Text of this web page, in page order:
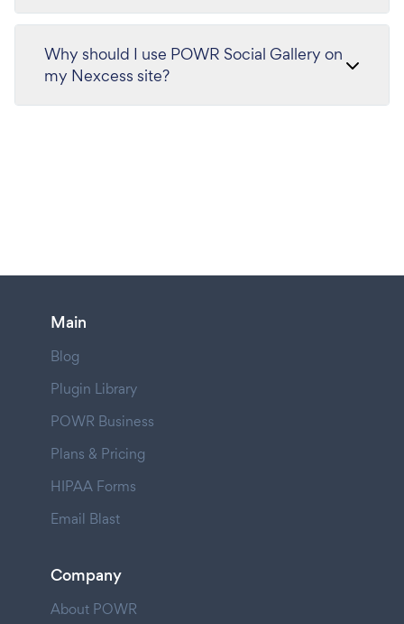
Why should I use POWR Social Gallery on
my Nexcess site?
Main
Blog
Plugin Library
POWR Business
Plans & Pricing
HIPAA Forms
Email Blast
Company
About POWR